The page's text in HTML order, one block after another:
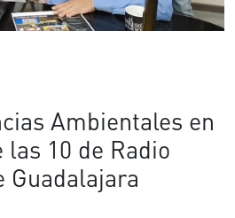
Ambientales en
las 10 de Radio
Guadalajara